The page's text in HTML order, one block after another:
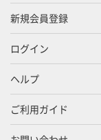
新規会員登録
ログイン
ヘルプ
ご利用ガイド